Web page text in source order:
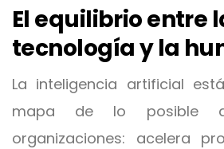
El equilibrio entre
tecnología y la
La inteligencia artificial
mapa de lo posible
organizaciones: acelera